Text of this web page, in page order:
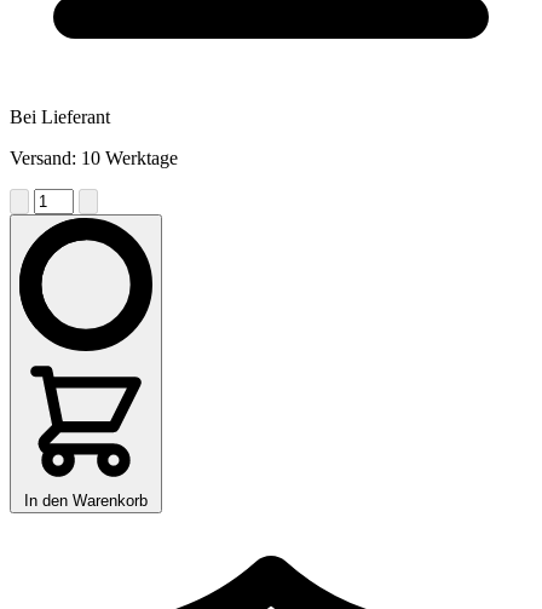
Bei Lieferant
Versand: 10 Werktage
In den Warenkorb